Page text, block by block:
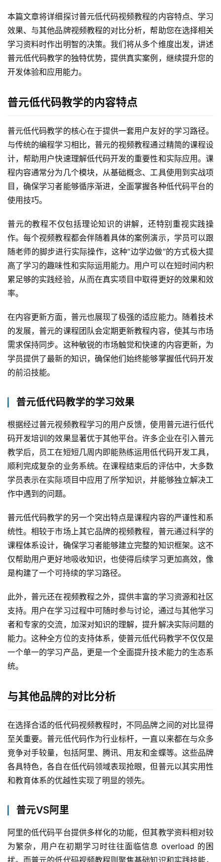
新
活
动
本篇文章将详细探讨普元低代码视频教程的内容特点、学习
效果、与其他品牌视频教程的对比分析，帮助您在选择相关
学习资料时作出明智的决策。我们将从多个维度出发，讲述
普元低代码教学的独特优势，提供真实案例，继续提升您的
开发体验和应用能力。
普元低代码教学的内容特点
普元低代码教学的核心在于提供一套用户友好的学习路径。
与传统的编程学习相比，普元的视频教程通过精简的课程设
计，帮助用户快速理解低代码开发的重要性和实际应用。课
程内容通常分为几个模块，从基础概念、工具使用到实战项
目，确保学习者能够循序渐进，全面掌握各种低代码平台的
使用技巧。
普元的教程不仅包括理论知识的讲解，还特别重视实践操
作。每个视频教程都会伴随着具体的案例演示，学员可以跟
随老师的脚步进行实际操作，这种“边学边做”的方式极大提
高了学习的趣味性和实际运用能力。用户可以在短时间内积
累足够的实践经验，从而在真实项目中取得更好的效果和效
率。
在内容更新方面，普元也展现了极强的适应能力。随着技术
的发展，普元的课程团队会定期更新教程内容，使其与市场
需求保持同步。这种敏锐的市场触觉和快速的内容更新，为
学员提供了最新的知识，确保他们始终能够掌握低代码开发
的前沿技能。
普元低代码教学的学习效果
根据经过普元视频教程学习的用户反馈，使用普元进行低代
码开发培训的效果显著优于其他平台。许多企业在引入普元
教学后，员工在短短几周内即能熟练运用低代码开发工具，
顺利完成复杂的业务系统。在课程结束后的评估中，大多数
学员表示在实际项目中应用了所学知识，并能够独立解决工
作中遇到的问题。
普元低代码教学的另一个突出特点是课程内容的严谨性和系
统性。相较于市场上其它品牌的视频教程，普元通过科学的
课程体系设计，确保学习者能够建立完整的知识框架。这不
仅帮助用户更好地吸收知识，也使得后续学习更加高效，像
是构建了一个可持续的学习路径。
此外，普元还在视频教程之外，提供丰富的学习资源和社区
支持。用户在学习过程中可随时参与讨论，通过与其他学习
者和专家的交流，加深对知识的理解，提升解决实际问题的
能力。这种全方位的支持体系，使普元低代码教学不仅仅是
一个单一的学习产品，更是一个全面提升技术能力的生态系
统。
与其他品牌的对比分析
在选择合适的低代码视频教程时，不同品牌之间的对比显得
至关重要。普元低代码作为行业标杆，一直以来都在与众多
竞争对手较量，包括阿里、腾讯、用友和金蝶等。这些品牌
各具特色，各自在低代码领域表现抢眼，但普元以其实用性
和教育体系的优越性实现了明显的领先。
普元VS阿里
阿里的低代码平台提供多样化的功能，但其教学资料相对较
为繁杂，用户在初期学习时往往面临信息 overload 的困